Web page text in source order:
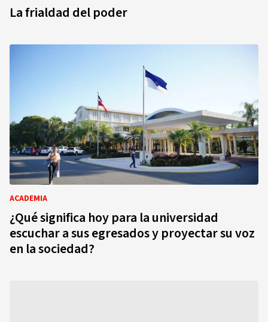
La frialdad del poder
ACADEMIA
¿Qué significa hoy para la universidad
escuchar a sus egresados y proyectar su voz
en la sociedad?